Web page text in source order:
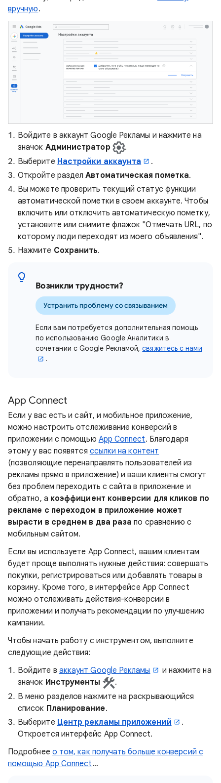
вручную.
Войдите в аккаунт Google Рекламы и нажмите на
значок Администратор
.
Выберите Настройки аккаунта
.
Откройте разделАвтоматическая пометка.
Вы можете проверить текущий статус функции
автоматической пометки в своем аккаунте. Чтобы
включить или отключить автоматическую пометку,
установите или снимите флажок "Отмечать URL, по
которому люди переходят из моего объявления".
Нажмите Сохранить.
Возникли трудности?
Устранить проблему со связыванием
Если вам потребуется дополнительная помощь
по использованию Google Аналитики в
сочетании с Google Рекламой,свяжитесь с нами
.
App Connect
Если у вас есть и сайт, и мобильное приложение,
можно настроить отслеживание конверсий в
приложении с помощью App Connect. Благодаря
этому у вас появятся ссылки на контент
(позволяющие перенаправлять пользователей из
рекламы прямо в приложение) и ваши клиенты смогут
без проблем переходить с сайта в приложение и
обратно, а коэффициент конверсии для кликов по
рекламе с переходом в приложение может
вырасти в среднем в два раза по сравнению с
мобильным сайтом.
Если вы используете App Connect, вашим клиентам
будет проще выполнять нужные действия: совершать
покупки, регистрироваться или добавлять товары в
корзину. Кроме того, в интерфейсе App Connect
можно отслеживать действия-конверсии в
приложении и получать рекомендации по улучшению
кампании.
Чтобы начать работу с инструментом, выполните
следующие действия:
Войдите в аккаунт Google Рекламы
и нажмите на
значок Инструменты
.
В меню разделов нажмите на раскрывающийся
список Планирование.
Выберите Центр рекламы приложений
.
Откроется интерфейс App Connect.
Подробнее о том, как получать больше конверсий с
помощью App Connect…